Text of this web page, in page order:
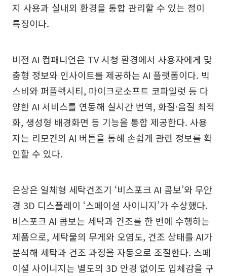
지 사용과 실내외 환경을 통합 관리할 수 있는 점이
특징이다.
비전 AI 컴패니언은 TV 시청 환경에서 사용자에게 맞
춤형 정보와 인사이트를 제공하는 AI 플랫폼이다. 빅
스비와 퍼플렉시티, 마이크로소프트 코파일럿 등 다
양한 AI 서비스를 연동해 실시간 번역, 화질·음질 최적
화, 생성형 배경화면 등 기능을 통합 제공한다. 사용
자는 리모컨의 AI 버튼을 통해 손쉽게 관련 정보를 확
인할 수 있다.
은상은 일체형 세탁건조기 ‘비스포크 AI 콤보’와 무안
경 3D 디스플레이 ‘스페이셜 사이니지’가 수상했다.
비스포크 AI 콤보는 세탁과 건조를 한 번에 수행하는
제품으로, 세탁물의 무게와 오염도, 건조 상태를 AI가
분석해 세탁과 건조 과정을 자동으로 조절한다. 스페
이셜 사이니지는 별도의 3D 안경 없이도 입체감을 구